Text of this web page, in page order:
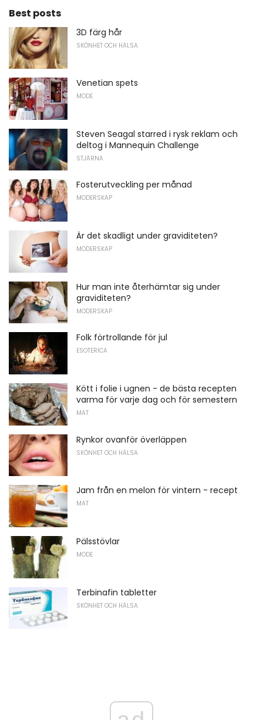
Best posts
3D färg hår
SKÖNHET OCH HÄLSA
Venetian spets
MODE
Steven Seagal starred i rysk reklam och
deltog i Mannequin Challenge
STJÄRNA
Fosterutveckling per månad
MODERSKAP
Är det skadligt under graviditeten?
MODERSKAP
Hur man inte återhämtar sig under
graviditeten?
MODERSKAP
Folk förtrollande för jul
ESOTERICA
Kött i folie i ugnen - de bästa recepten
varma för varje dag och för semestern
MAT
Rynkor ovanför överläppen
SKÖNHET OCH HÄLSA
Jam från en melon för vintern - recept
MAT
Pälsstövlar
MODE
Terbinafin tabletter
SKÖNHET OCH HÄLSA